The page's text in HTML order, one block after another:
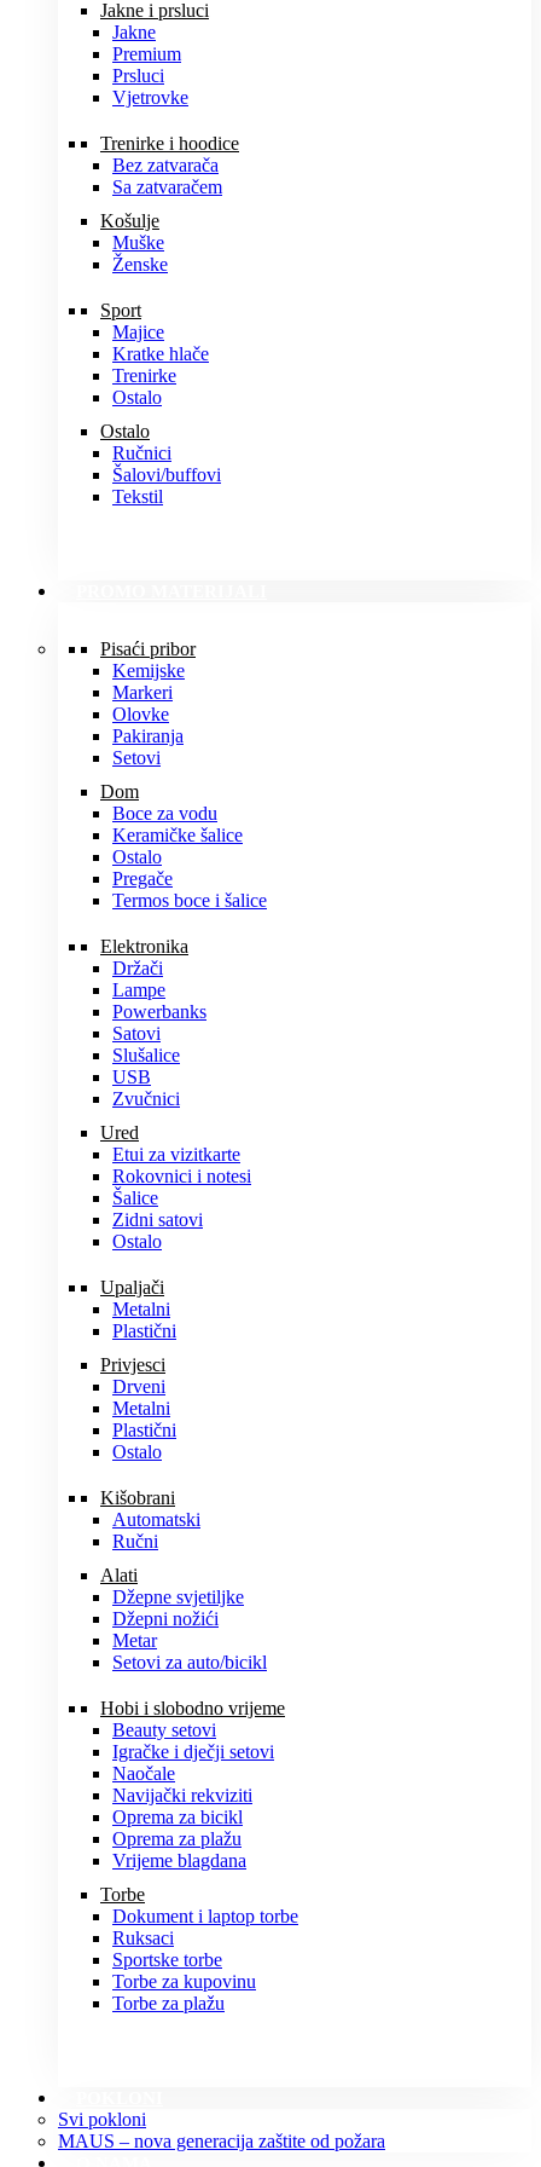
Jakne i prsluci
Jakne
Premium
Prsluci
Vjetrovke
Trenirke i hoodice
Bez zatvarača
Sa zatvaračem
Košulje
Muške
Ženske
Sport
Majice
Kratke hlače
Trenirke
Ostalo
Ostalo
Ručnici
Šalovi/buffovi
Tekstil
Pisaći pribor
Kemijske
Markeri
Olovke
Pakiranja
Setovi
Dom
Boce za vodu
Keramičke šalice
Ostalo
Pregače
Termos boce i šalice
Elektronika
Držači
Lampe
Powerbanks
Satovi
Slušalice
USB
Zvučnici
Ured
Etui za vizitkarte
Rokovnici i notesi
Šalice
Zidni satovi
Ostalo
Upaljači
Metalni
Plastični
Privjesci
Drveni
Metalni
Plastični
Ostalo
Kišobrani
Automatski
Ručni
Alati
Džepne svjetiljke
Džepni nožići
Metar
Setovi za auto/bicikl
Hobi i slobodno vrijeme
Beauty setovi
Igračke i dječji setovi
Naočale
Navijački rekviziti
Oprema za bicikl
Oprema za plažu
Vrijeme blagdana
Torbe
Dokument i laptop torbe
Ruksaci
Sportske torbe
Torbe za kupovinu
Torbe za plažu
Svi pokloni
MAUS – nova generacija zaštite od požara